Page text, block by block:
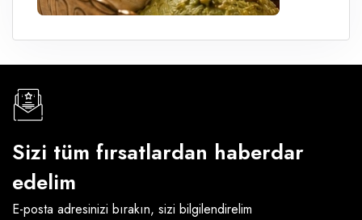
Sizi tüm fırsatlardan haberdar
edelim
E-posta adresinizi bırakın, sizi bilgilendirelim